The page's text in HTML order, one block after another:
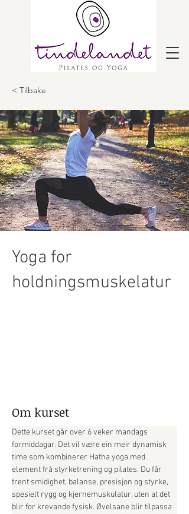
< Tilbake
Yoga for
holdningsmuskelatur
Om kurset
Dette kurset går over 6 veker mandags
formiddagar. Det vil være ein meir dynamisk
time som kombinerer Hatha yoga med
element frå styrketrening og pilates. Du får
trent smidighet, balanse, presisjon og styrke,
spesielt rygg og kjernemuskulatur, uten at det
blir for krevande fysisk. Øvelsane blir tilpassa